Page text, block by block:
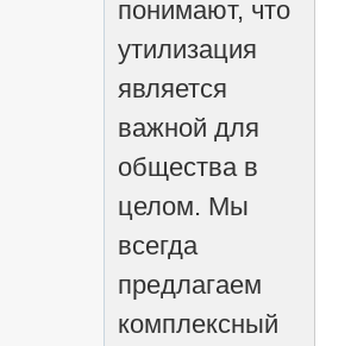
понимают, что
утилизация
является
важной для
общества в
целом. Мы
всегда
предлагаем
комплексный